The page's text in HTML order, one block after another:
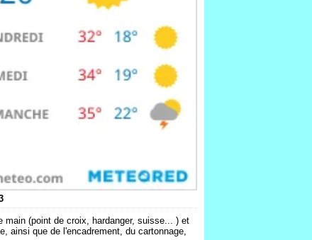
main (point de croix, hardanger, suisse... ) et
ainsi que de l'encadrement, du cartonnage,